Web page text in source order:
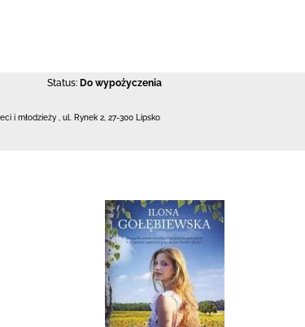
Status: Do wypożyczenia
i młodzieży , ul. Rynek 2 27-300 Lipsko